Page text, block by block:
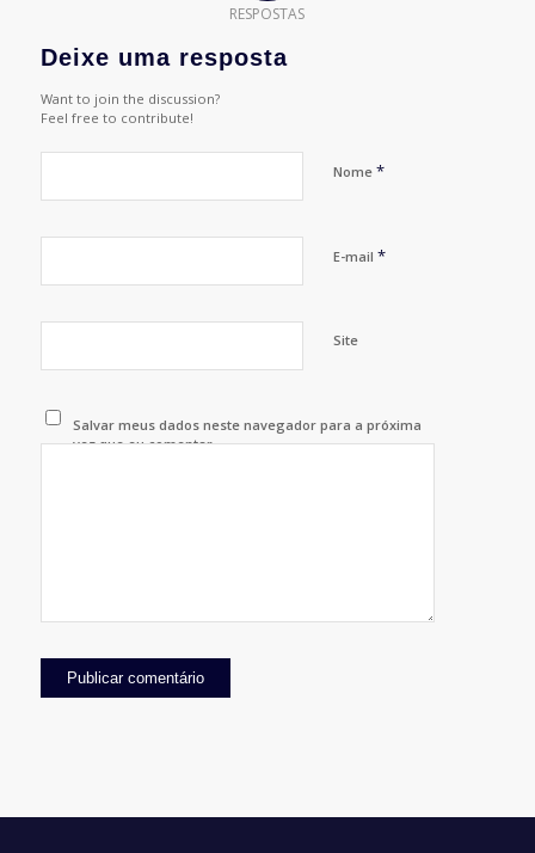
RESPOSTAS
Deixe uma resposta
Want to join the discussion?
Feel free to contribute!
Nome *
E-mail *
Site
Salvar meus dados neste navegador para a próxima
vez que eu comentar.